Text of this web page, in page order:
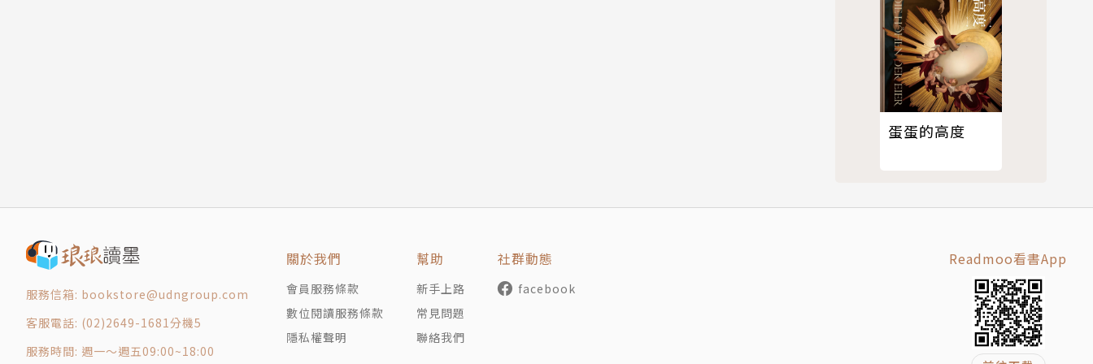
爭鋒，無人能比的狂烈群戰，直至百萬雄師的歷史血戰，更令讀者深深陷入其構築的武俠世界裡。強烈而迷人的風格，不
斷創新的武道，解構歷史、探索人心的鋒銳，使得黃易二十多年來武俠文學界旗手的地位屹立不墜。
蛋蛋的高度
服務信箱: bookstore@udngroup.com
客服電話: (02)2649-1681分機5
服務時間: 週一～週五09:00~18:00
關於我們
會員服務條款
數位閱讀服務條款
隱私權聲明
幫助
新手上路
常見問題
聯絡我們
社群動態
facebook
Readmoo看書App